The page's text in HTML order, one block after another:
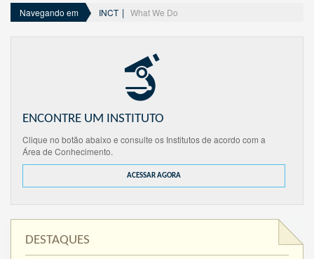
Navegando em INCT What We Do
ENCONTRE UM INSTITUTO
Clique no botão abaixo e consulte os Institutos de acordo com a
Área de Conhecimento.
ACESSAR AGORA
DESTAQUES